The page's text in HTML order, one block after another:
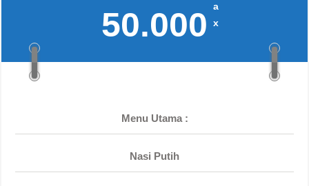
50.000
a
x
Menu Utama :
Nasi Putih